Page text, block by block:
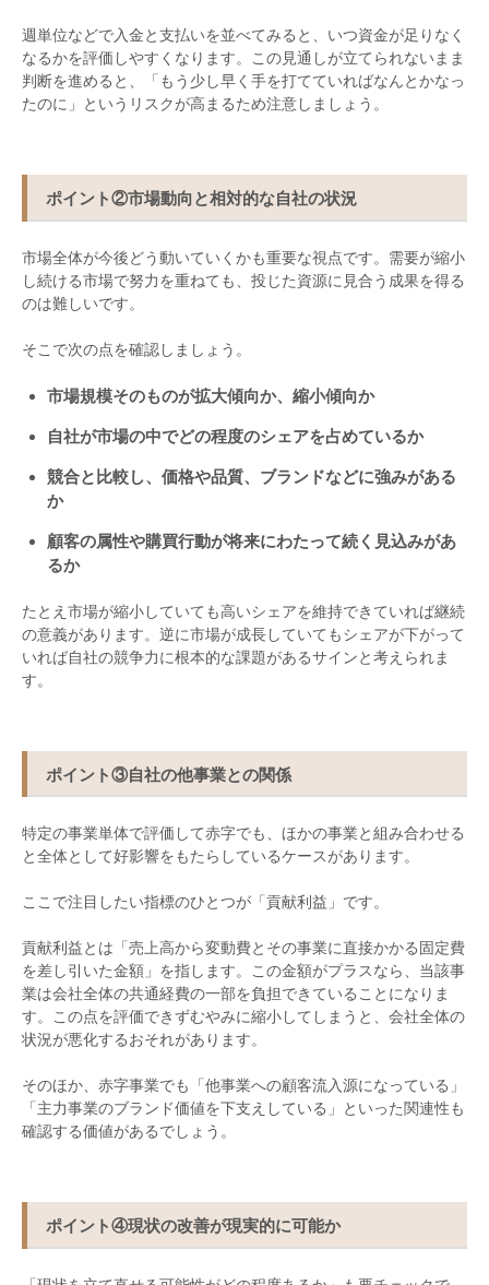
週単位などで入金と支払いを並べてみると、いつ資金が足りなく
なるかを評価しやすくなります。この見通しが立てられないまま
判断を進めると、「もう少し早く手を打てていればなんとかなっ
たのに」というリスクが高まるため注意しましょう。
ポイント②市場動向と相対的な自社の状況
市場全体が今後どう動いていくかも重要な視点です。需要が縮小
し続ける市場で努力を重ねても、投じた資源に見合う成果を得る
のは難しいです。
そこで次の点を確認しましょう。
市場規模そのものが拡大傾向か、縮小傾向か
自社が市場の中でどの程度のシェアを占めているか
競合と比較し、価格や品質、ブランドなどに強みがある
か
顧客の属性や購買行動が将来にわたって続く見込みがあ
るか
たとえ市場が縮小していても高いシェアを維持できていれば継続
の意義があります。逆に市場が成長していてもシェアが下がって
いれば自社の競争力に根本的な課題があるサインと考えられま
す。
ポイント③自社の他事業との関係
特定の事業単体で評価して赤字でも、ほかの事業と組み合わせる
と全体として好影響をもたらしているケースがあります。
ここで注目したい指標のひとつが「貢献利益」です。
貢献利益とは「売上高から変動費とその事業に直接かかる固定費
を差し引いた金額」を指します。この金額がプラスなら、当該事
業は会社全体の共通経費の一部を負担できていることになりま
す。この点を評価できずむやみに縮小してしまうと、会社全体の
状況が悪化するおそれがあります。
そのほか、赤字事業でも「他事業への顧客流入源になっている」
「主力事業のブランド価値を下支えしている」といった関連性も
確認する価値があるでしょう。
ポイント④現状の改善が現実的に可能か